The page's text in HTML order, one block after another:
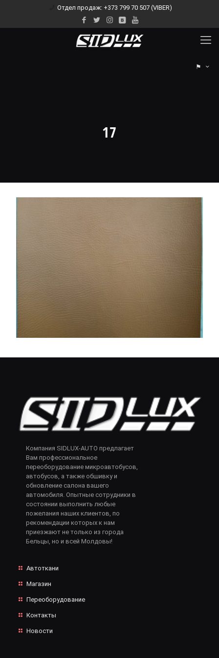
Отдел продаж: +373 799 70 507 (VIBER)
⚑
17
Компания SIDLUX-AUTO предлагает
Вам профессиональное
переоборудование микроавтобусов,
автобусов, а также обшивку и
обновление салона вашего
автомобиля. Опытные сотрудники в
состоянии выполнить любые
пожелания наших клиентов, по
рекомендации которых к нам
приезжают не только из города
Бельцы, но и всей Молдовы!
Автоткани
Магазин
Переоборудование
Контакты
Новости